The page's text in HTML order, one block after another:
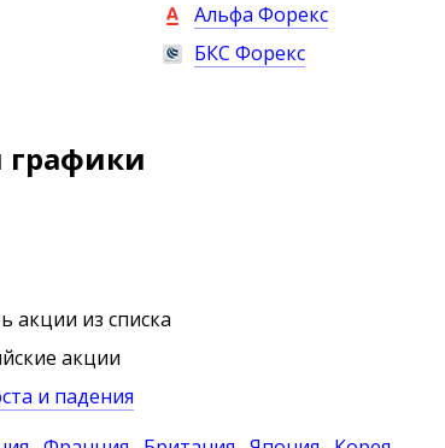
Альфа Форекс
БКС Форекс
графики
акции из списка
акции
и падения